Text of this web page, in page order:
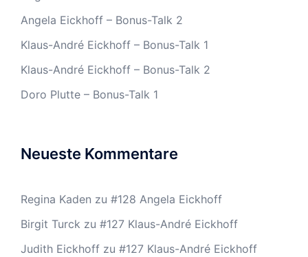
Angela Eickhoff – Bonus-Talk 2
Klaus-André Eickhoff – Bonus-Talk 1
Klaus-André Eickhoff – Bonus-Talk 2
Doro Plutte – Bonus-Talk 1
Neueste Kommentare
Regina Kaden zu #128 Angela Eickhoff
Birgit Turck zu #127 Klaus-André Eickhoff
Judith Eickhoff zu #127 Klaus-André Eickhoff